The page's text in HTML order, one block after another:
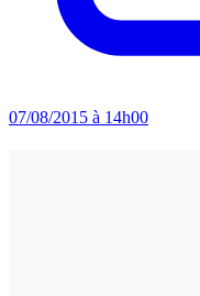
07/08/2015 à 14h00